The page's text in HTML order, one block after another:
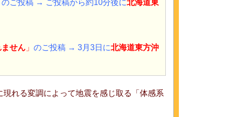
のご投稿 → ご投稿から約10分後に北海道東
せん 」 のご投稿 → 3月3日に北海道東方沖
れる変調によって地震を感じ取る「体感系